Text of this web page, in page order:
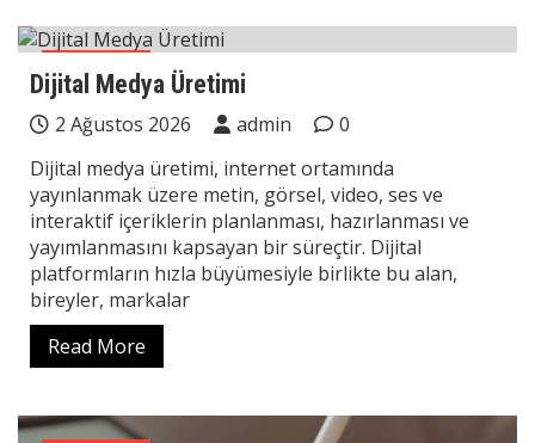
Teknoloji
Dijital Medya Üretimi
2 Ağustos 2026 admin
0
Dijital medya üretimi, internet ortamında
yayınlanmak üzere metin, görsel, video, ses ve
interaktif içeriklerin planlanması, hazırlanması ve
yayımlanmasını kapsayan bir süreçtir. Dijital
platformların hızla büyümesiyle birlikte bu alan,
bireyler, markalar
Read More